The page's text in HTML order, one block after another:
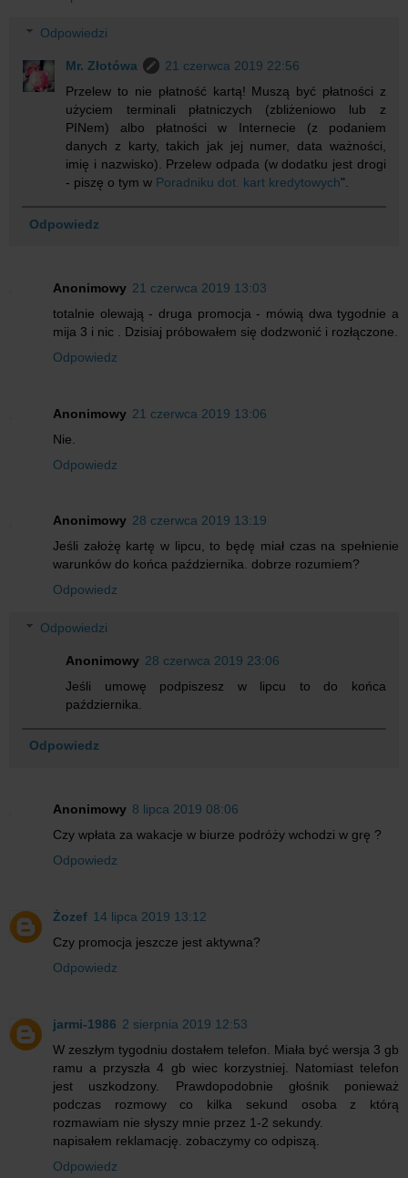
Odpowiedzi
Mr. Złotówa
21 czerwca 2019 22:56
Przelew to nie płatność kartą! Muszą być płatności z
użyciem terminali płatniczych (zbliżeniowo lub z
PINem) albo płatności w Internecie (z podaniem
danych z karty, takich jak jej numer, data ważności,
imię i nazwisko). Przelew odpada (w dodatku jest drogi
- piszę o tym w Poradniku dot. kart kredytowych".
Odpowiedz
Anonimowy 21 czerwca 2019 13:03
totalnie olewają - druga promocja - mówią dwa tygodnie a
mija 3 i nic . Dzisiaj próbowałem się dodzwonić i rozłączone.
Odpowiedz
Anonimowy 21 czerwca 2019 13:06
Nie.
Odpowiedz
Anonimowy 28 czerwca 2019 13:19
Jeśli założę kartę w lipcu, to będę miał czas na spełnienie
warunków do końca października. dobrze rozumiem?
Odpowiedz
Odpowiedzi
Anonimowy 28 czerwca 2019 23:06
Jeśli umowę podpiszesz w lipcu to do końca
października.
Odpowiedz
Anonimowy 8 lipca 2019 08:06
Czy wpłata za wakacje w biurze podróży wchodzi w grę ?
Odpowiedz
Żozef 14 lipca 2019 13:12
Czy promocja jeszcze jest aktywna?
Odpowiedz
jarmi-1986 2 sierpnia 2019 12:53
W zeszłym tygodniu dostałem telefon. Miała być wersja 3 gb
ramu a przyszła 4 gb wiec korzystniej. Natomiast telefon
jest uszkodzony. Prawdopodobnie głośnik ponieważ
podczas rozmowy co kilka sekund osoba z którą
rozmawiam nie słyszy mnie przez 1-2 sekundy.
napisałem reklamację. zobaczymy co odpiszą.
Odpowiedz